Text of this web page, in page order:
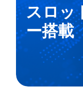
スロッ
ー搭載